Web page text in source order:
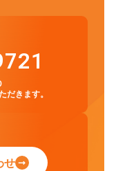
だきます。
せ